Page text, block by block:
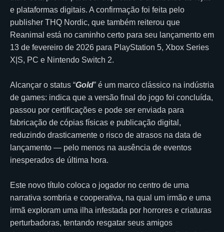
e plataformas digitais. A confirmação foi feita pelo
publisher THQ Nordic, que também reiterou que
Reanimal está no caminho certo para seu lançamento em
13 de fevereiro de 2026 para PlayStation 5, Xbox Series
X|S, PC e Nintendo Switch 2.
Alcançar o status “Gold” é um marco clássico na indústria
de games: indica que a versão final do jogo foi concluída,
passou por certificações e pode ser enviada para
fabricação de cópias físicas e publicação digital,
reduzindo drasticamente o risco de atrasos na data de
lançamento — pelo menos na ausência de eventos
inesperados de última hora.
Este novo título coloca o jogador no centro de uma
narrativa sombria e cooperativa, na qual um irmão e uma
irmã exploram uma ilha infestada por horrores e criaturas
perturbadoras, tentando resgatar seus amigos